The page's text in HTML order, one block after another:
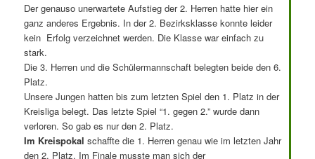
Der genauso unerwartete Aufstieg der 2. Herren hatte hier ein
ganz anderes Ergebnis. In der 2. Bezirksklasse konnte leider
kein Erfolg verzeichnet werden. Die Klasse war einfach zu
stark.
Die 3. Herren und die Schülermannschaft belegten beide den 6.
Platz.
Unsere Jungen hatten bis zum letzten Spiel den 1. Platz in der
Kreisliga belegt. Das letzte Spiel “1. gegen 2.” wurde dann
verloren. So gab es nur den 2. Platz.
Im Kreispokal schaffte die 1. Herren genau wie im letzten Jahr
den 2. Platz. Im Finale musste man sich der